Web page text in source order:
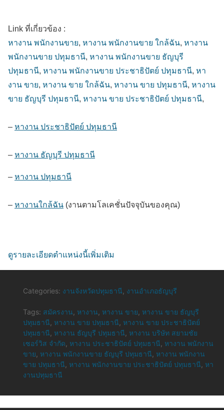
Link ที่เกี่ยวข้อง :
หางาน พนักงานขาย, หางาน พนักงานขาย ใกล้ฉัน, หางาน
พนักงานขาย ปทุมธานี, หางาน พนักงานขาย ธัญบุรี
ปทุมธานี, หางาน พนักงานขาย ประชาธิปัตย์ ปทุมธานี, หา
งาน ขาย, หางาน ขาย ใกล้ฉัน, หางาน ขาย ปทุมธานี, หางาน
ขาย ธัญบุรี ปทุมธานี, หางาน ขาย ประชาธิปัตย์ ปทุมธานี,
– หางาน ประชาธิปัตย์ ปทุมธานี
– หางาน ธัญบุรี ปทุมธานี
– หางาน ปทุมธานี
– หางานใกล้ฉัน (งานตามโลเคชั่นปัจจุบันของคุณ)
ดูรายละเอียดตำแหน่งนี้เพิ่มเติม
Categories: งานจังหวัดปทุมธานี งานอำเภอธัญบุรี
Tags: สมัครงาน หางาน หางาน ขาย หางาน ขาย ธัญบุรี
ปทุมธานี หางาน ขาย ปทุมธานี หางาน ขาย ประชาธิปัตย์
ปทุมธานี หางาน ธัญบุรี ปทุมธานี หางาน บริษัท สยามชัย
เซอร์วิส จำกัด หางาน ประชาธิปัตย์ ปทุมธานี หางาน พนักงาน
ขาย หางาน พนักงานขาย ธัญบุรี ปทุมธานี หางาน พนักงาน
ขาย ปทุมธานี หางาน พนักงานขาย ประชาธิปัตย์ ปทุมธานี หา
งานปทุมธานี